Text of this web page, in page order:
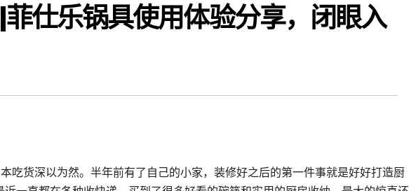
仕乐锅具使用体验分享，闭眼入
吃货深以为然。半年前有了自己的小家，装修好之后的第一件事就是好好打造厨